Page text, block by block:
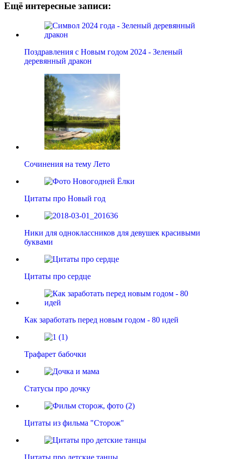
Ещё интересные записи:
Поздравления с Новым годом 2024 - Зеленый
деревянный дракон
Сочинения на тему Лето
Цитаты про Новый год
Ники для одноклассников для девушек красивыми
буквами
Цитаты про сердце
Как заработать перед новым годом - 80 идей
Трафарет бабочки
Статусы про дочку
Цитаты из фильма "Сторож"